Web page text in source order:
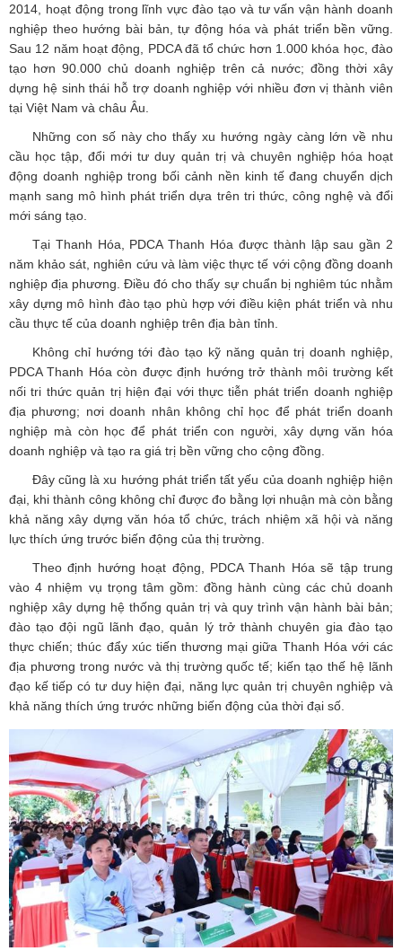
2014, hoạt động trong lĩnh vực đào tạo và tư vấn vận hành doanh
nghiệp theo hướng bài bản, tự động hóa và phát triển bền vững.
Sau 12 năm hoạt động, PDCA đã tổ chức hơn 1.000 khóa học, đào
tạo hơn 90.000 chủ doanh nghiệp trên cả nước; đồng thời xây
dựng hệ sinh thái hỗ trợ doanh nghiệp với nhiều đơn vị thành viên
tại Việt Nam và châu Âu.
Những con số này cho thấy xu hướng ngày càng lớn về nhu
cầu học tập, đổi mới tư duy quản trị và chuyên nghiệp hóa hoạt
động doanh nghiệp trong bối cảnh nền kinh tế đang chuyển dịch
mạnh sang mô hình phát triển dựa trên tri thức, công nghệ và đổi
mới sáng tạo.
Tại Thanh Hóa, PDCA Thanh Hóa được thành lập sau gần 2
năm khảo sát, nghiên cứu và làm việc thực tế với cộng đồng doanh
nghiệp địa phương. Điều đó cho thấy sự chuẩn bị nghiêm túc nhằm
xây dựng mô hình đào tạo phù hợp với điều kiện phát triển và nhu
cầu thực tế của doanh nghiệp trên địa bàn tỉnh.
Không chỉ hướng tới đào tạo kỹ năng quản trị doanh nghiệp,
PDCA Thanh Hóa còn được định hướng trở thành môi trường kết
nối tri thức quản trị hiện đại với thực tiễn phát triển doanh nghiệp
địa phương; nơi doanh nhân không chỉ học để phát triển doanh
nghiệp mà còn học để phát triển con người, xây dựng văn hóa
doanh nghiệp và tạo ra giá trị bền vững cho cộng đồng.
Đây cũng là xu hướng phát triển tất yếu của doanh nghiệp hiện
đại, khi thành công không chỉ được đo bằng lợi nhuận mà còn bằng
khả năng xây dựng văn hóa tổ chức, trách nhiệm xã hội và năng
lực thích ứng trước biến động của thị trường.
Theo định hướng hoạt động, PDCA Thanh Hóa sẽ tập trung
vào 4 nhiệm vụ trọng tâm gồm: đồng hành cùng các chủ doanh
nghiệp xây dựng hệ thống quản trị và quy trình vận hành bài bản;
đào tạo đội ngũ lãnh đạo, quản lý trở thành chuyên gia đào tạo
thực chiến; thúc đẩy xúc tiến thương mại giữa Thanh Hóa với các
địa phương trong nước và thị trường quốc tế; kiến tạo thế hệ lãnh
đạo kế tiếp có tư duy hiện đại, năng lực quản trị chuyên nghiệp và
khả năng thích ứng trước những biến động của thời đại số.